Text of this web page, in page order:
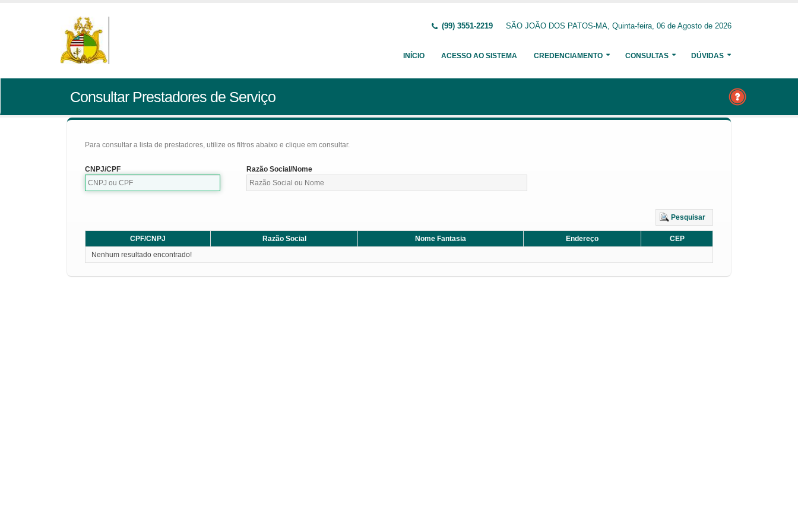
(99) 3551-2219 SÃO JOÃO DOS PATOS-MA, Quinta-feira, 06 de Agosto de 2026
INÍCIO ACESSO AO SISTEMA CREDENCIAMENTO CONSULTAS DÚVIDAS
Consultar Prestadores de Serviço
Para consultar a lista de prestadores, utilize os filtros abaixo e clique em consultar.
CNPJ/CPF Razão Social/Nome
Pesquisar
CPF/CNPJ Razão Social Nome Fantasia Endereço
CEP
Nenhum resultado encontrado!